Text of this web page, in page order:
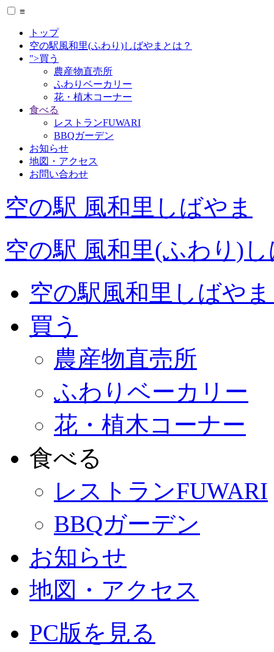
≡
トップ
空の駅風和里(ふわり)しばやまとは？
">買う
農産物直売所
ふわりベーカリー
花・植木コーナー
食べる
レストランFUWARI
BBQガーデン
お知らせ
地図・アクセス
お問い合わせ
空の駅 風和里しばやま
空の駅 風和里(ふわり)
空の駅風和里しばや
買う
農産物直売所
ふわりベーカリー
花・植木コーナー
食べる
レストランFUWARI
BBQガーデン
お知らせ
地図・アクセス
PC版を見る